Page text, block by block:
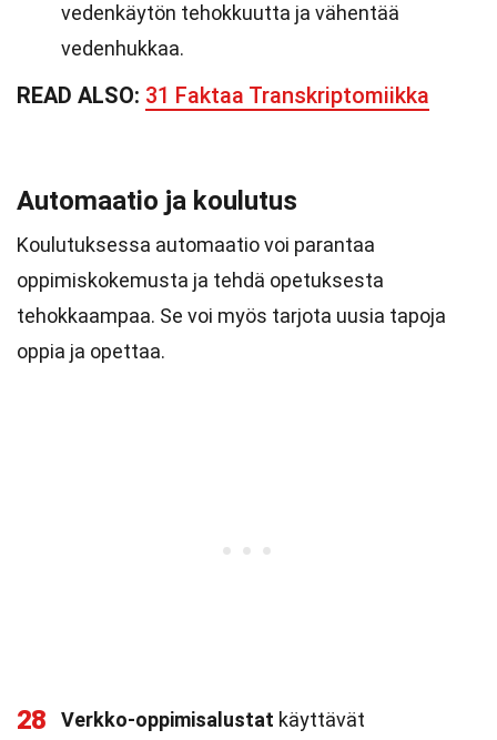
vedenkäytön tehokkuutta ja vähentää
vedenhukkaa.
READ ALSO: 31 Faktaa Transkriptomiikka
Automaatio ja koulutus
Koulutuksessa automaatio voi parantaa
oppimiskokemusta ja tehdä opetuksesta
tehokkaampaa. Se voi myös tarjota uusia tapoja
oppia ja opettaa.
28 Verkko-oppimisalustat käyttävät